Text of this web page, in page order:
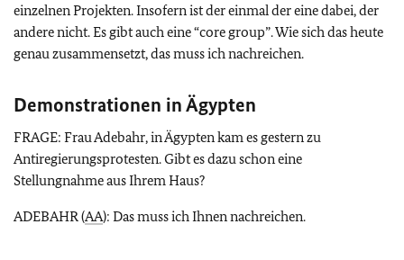
einzelnen Projekten. Insofern ist der einmal der eine dabei, der
andere nicht. Es gibt auch eine“core group”. Wie sich das heute
genau zusammensetzt, das muss ich nachreichen.
Demonstrationen in Ägypten
FRAGE: Frau Adebahr, in Ägypten kam es gestern zu
Antiregierungsprotesten. Gibt es dazu schon eine
Stellungnahme aus Ihrem Haus?
ADEBAHR (AA): Das muss ich Ihnen nachreichen.